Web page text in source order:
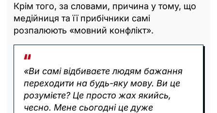
Крім того, за словами, причина у тому, що
медійниця та її прибічники самі
розпалюють «мовний конфлікт».
«Ви самі відбиваєте людям бажання
переходити на будь-яку мову. Ви це
розумієте? Це просто жах якийсь,
чесно. Мене сьогодні це дуже